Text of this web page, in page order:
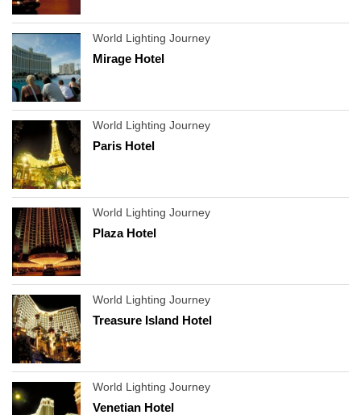
World Lighting Journey
Mirage Hotel
World Lighting Journey
Paris Hotel
World Lighting Journey
Plaza Hotel
World Lighting Journey
Treasure Island Hotel
World Lighting Journey
Venetian Hotel